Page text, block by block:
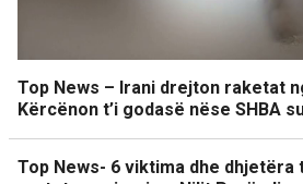
Top News – Irani drejton raketat
Kërcënon t’i godasë nëse SHBA
Top News- 6 viktima dhe